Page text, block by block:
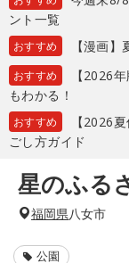
ント一覧
おすすめ 【漫画
おすすめ
【2026
もわかる！
おすすめ
【2026
ごし方ガイド
星のふる
福岡県八女市
公園